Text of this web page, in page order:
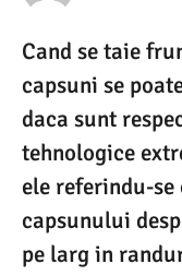
0
2
6
0
3
.
0
Cand se taie
capsuni se
daca sunt
tehnologice
ele referindu-
capsunului
pe larg in